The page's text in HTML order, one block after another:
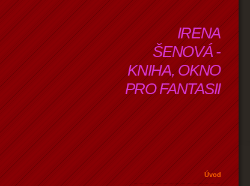
IRENA
ŠENOVÁ -
KNIHA, OKNO
PRO FANTASII
Úvod